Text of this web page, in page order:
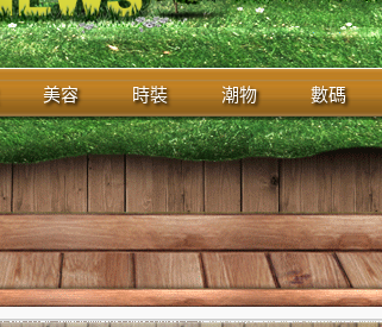
美容 時裝 潮物 數碼